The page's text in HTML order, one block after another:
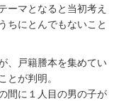
ーマとなると当初考え
ちにとんでもないこと
、戸籍謄本を集めてい
とが判明。
間に１人目の男の子が